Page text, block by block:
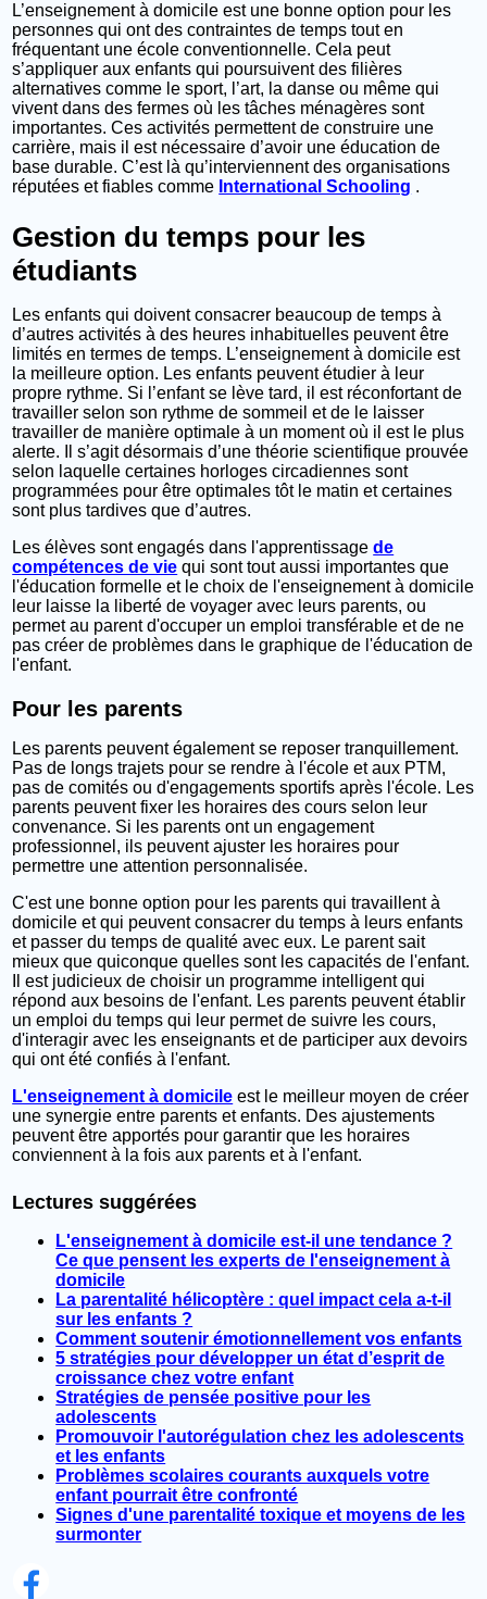
L’enseignement à domicile est une bonne option pour les
personnes qui ont des contraintes de temps tout en
fréquentant une école conventionnelle. Cela peut
s’appliquer aux enfants qui poursuivent des filières
alternatives comme le sport, l’art, la danse ou même qui
vivent dans des fermes où les tâches ménagères sont
importantes. Ces activités permettent de construire une
carrière, mais il est nécessaire d’avoir une éducation de
base durable. C’est là qu’interviennent des organisations
réputées et fiables comme International Schooling .
Gestion du temps pour les
étudiants
Les enfants qui doivent consacrer beaucoup de temps à
d’autres activités à des heures inhabituelles peuvent être
limités en termes de temps. L’enseignement à domicile est
la meilleure option. Les enfants peuvent étudier à leur
propre rythme. Si l’enfant se lève tard, il est réconfortant de
travailler selon son rythme de sommeil et de le laisser
travailler de manière optimale à un moment où il est le plus
alerte. Il s’agit désormais d’une théorie scientifique prouvée
selon laquelle certaines horloges circadiennes sont
programmées pour être optimales tôt le matin et certaines
sont plus tardives que d’autres.
Les élèves sont engagés dans l'apprentissagede
compétences de vie qui sont tout aussi importantes que
l'éducation formelle et le choix de l'enseignement à domicile
leur laisse la liberté de voyager avec leurs parents, ou
permet au parent d'occuper un emploi transférable et de ne
pas créer de problèmes dans le graphique de l'éducation de
l'enfant.
Pour les parents
Les parents peuvent également se reposer tranquillement.
Pas de longs trajets pour se rendre à l'école et aux PTM,
pas de comités ou d'engagements sportifs après l'école. Les
parents peuvent fixer les horaires des cours selon leur
convenance. Si les parents ont un engagement
professionnel, ils peuvent ajuster les horaires pour
permettre une attention personnalisée.
C'est une bonne option pour les parents qui travaillent à
domicile et qui peuvent consacrer du temps à leurs enfants
et passer du temps de qualité avec eux. Le parent sait
mieux que quiconque quelles sont les capacités de l'enfant.
Il est judicieux de choisir un programme intelligent qui
répond aux besoins de l'enfant. Les parents peuvent établir
un emploi du temps qui leur permet de suivre les cours,
d'interagir avec les enseignants et de participer aux devoirs
qui ont été confiés à l'enfant.
L'enseignement à domicile est le meilleur moyen de créer
une synergie entre parents et enfants. Des ajustements
peuvent être apportés pour garantir que les horaires
conviennent à la fois aux parents et à l'enfant.
Lectures suggérées
L'enseignement à domicile est-il une tendance ?
Ce que pensent les experts de l'enseignement à
domicile
La parentalité hélicoptère : quel impact cela a-t-il
sur les enfants ?
Comment soutenir émotionnellement vos enfants
5 stratégies pour développer un état d’esprit de
croissance chez votre enfant
Stratégies de pensée positive pour les
adolescents
Promouvoir l'autorégulation chez les adolescents
et les enfants
Problèmes scolaires courants auxquels votre
enfant pourrait être confronté
Signes d'une parentalité toxique et moyens de les
surmonter